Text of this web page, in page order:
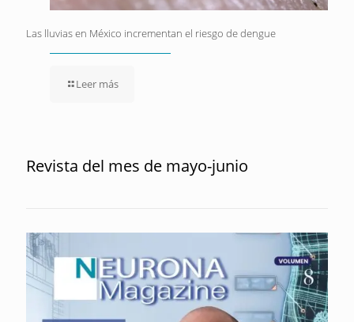
Las lluvias en México incrementan el riesgo de dengue
Leer más
Revista del mes de mayo-junio